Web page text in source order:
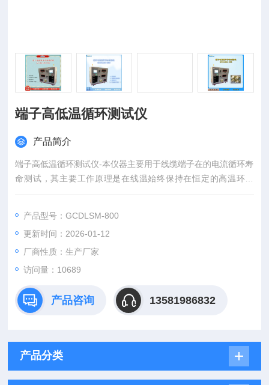
端子高低温循环测试仪
产品简介
端子高低温循环测试仪-本仪器主要用于线缆端子在的电流循环寿
命测试，其主要工作原理是在线温始终保持在恒定的高温环境
下，通过循环加载和断开额定工作电流，使其完整一定的循环周
产品型号：GCDLSM-800
更新时间：2026-01-12
厂商性质：生产厂家
访问量：10689
产品咨询 13581986832
产品分类